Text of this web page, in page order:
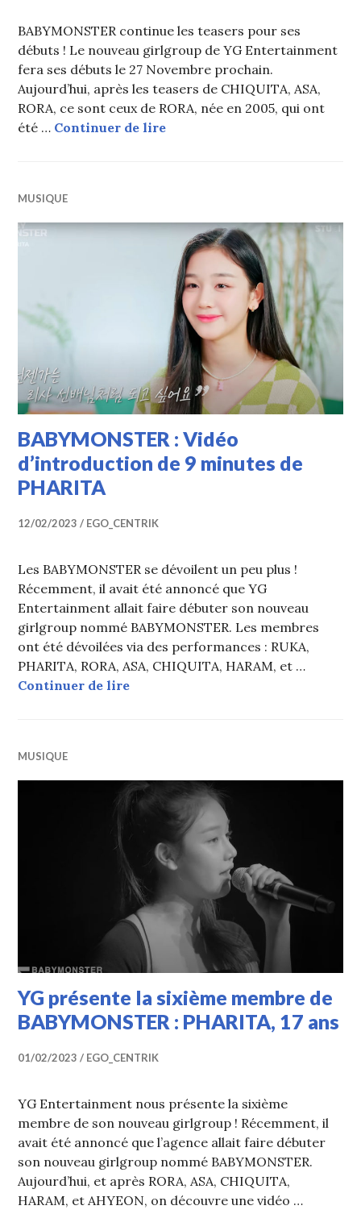
BABYMONSTER continue les teasers pour ses
débuts ! Le nouveau girlgroup de YG Entertainment
fera ses débuts le 27 Novembre prochain.
Aujourd’hui, après les teasers de CHIQUITA, ASA,
RORA, ce sont ceux de RORA, née en 2005, qui ont
été … Continuer de lireBABYMONSTER : Vidéo et
MUSIQUE
BABYMONSTER : Vidéo
d’introduction de 9 minutes de
PHARITA
12/02/2023 EGO_CENTRIK
Les BABYMONSTER se dévoilent un peu plus !
Récemment, il avait été annoncé que YG
Entertainment allait faire débuter son nouveau
girlgroup nommé BABYMONSTER. Les membres
ont été dévoilées via des performances : RUKA,
PHARITA, RORA, ASA, CHIQUITA, HARAM, et …
Continuer de lireBABYMONSTER : Vidéo
MUSIQUE
YG présente la sixième membre de
BABYMONSTER : PHARITA, 17 ans
01/02/2023 EGO_CENTRIK
YG Entertainment nous présente la sixième
membre de son nouveau girlgroup ! Récemment, il
avait été annoncé que l’agence allait faire débuter
son nouveau girlgroup nommé BABYMONSTER.
Aujourd’hui, et après RORA, ASA, CHIQUITA,
HARAM, et AHYEON, on découvre une vidéo …